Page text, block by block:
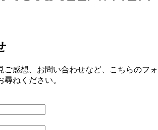
ご感想、お問い合わせなど、こちらのフォ
ねください。